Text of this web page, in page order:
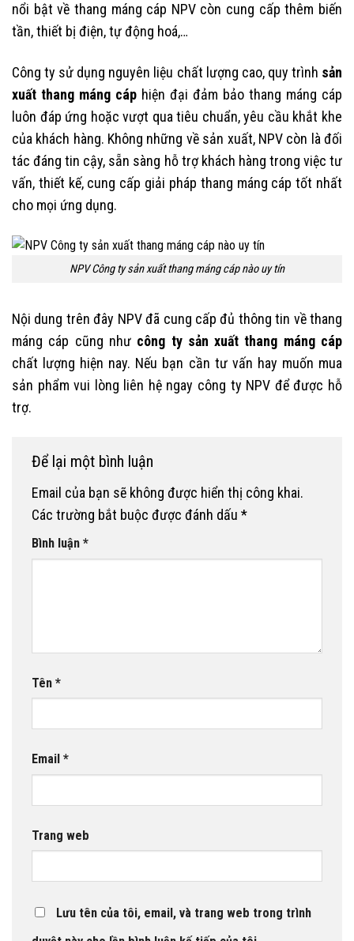
nổi bật về thang máng cáp NPV còn cung cấp thêm biến
tần, thiết bị điện, tự động hoá,…
Công ty sử dụng nguyên liệu chất lượng cao, quy trình sản
xuất thang máng cáp hiện đại đảm bảo thang máng cáp
luôn đáp ứng hoặc vượt qua tiêu chuẩn, yêu cầu khắt khe
của khách hàng. Không những về sản xuất, NPV còn là đối
tác đáng tin cậy, sẵn sàng hỗ trợ khách hàng trong việc tư
vấn, thiết kế, cung cấp giải pháp thang máng cáp tốt nhất
cho mọi ứng dụng.
NPV Công ty sản xuất thang máng cáp nào uy tín
Nội dung trên đây NPV đã cung cấp đủ thông tin về thang
máng cáp cũng như công ty sản xuất thang máng cáp
chất lượng hiện nay. Nếu bạn cần tư vấn hay muốn mua
sản phẩm vui lòng liên hệ ngay công ty NPV để được hỗ
trợ.
Để lại một bình luận
Email của bạn sẽ không được hiển thị công khai.
Các trường bắt buộc được đánh dấu *
Bình luận *
Tên *
Email *
Trang web
Lưu tên của tôi, email, và trang web trong trình